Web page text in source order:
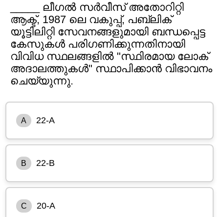
_____ ലീഗൽ സർവീസ് അതോറിറ്റി
ആക്ട്, 1987 ലെ വകുപ്പ്, പബ്ലിക്
യൂട്ടിലിറ്റി സേവനങ്ങളുമായി ബന്ധപ്പെട്ട
കേസുകൾ പരിഗണിക്കുന്നതിനായി
വിവിധ സ്ഥലങ്ങളിൽ "സ്ഥിരമായ ലോക്
അദാലത്തുകൾ" സ്ഥാപിക്കാൻ വിഭാവനം
ചെയ്യുന്നു.
A 22-A
B 22-B
C 20-A